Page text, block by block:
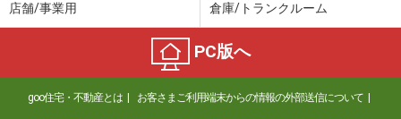
店舗/事業用 倉庫/トランクルーム
PC版へ
goo住宅・不動産とは お客さまご利用端末からの情報の外部送信について